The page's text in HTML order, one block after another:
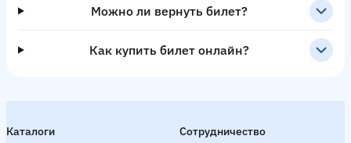
Можно ли вернуть билет?
Как купить билет онлайн?
Каталоги
Сотрудничество